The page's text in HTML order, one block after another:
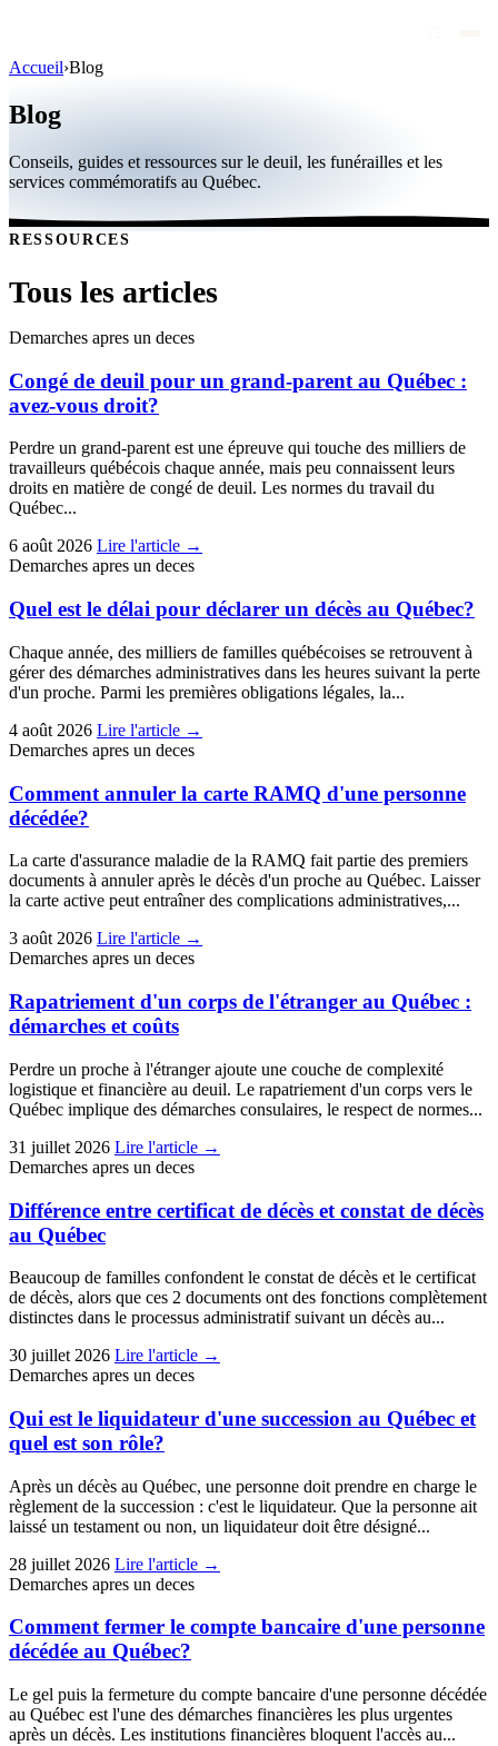
Personnalités publiques
Québec
Par région
Par ville
Maisons funéraires
Éternea
Blog
Recherche
Accueil›Blog
Blog
Conseils, guides et ressources sur le deuil, les funérailles et les
services commémoratifs au Québec.
RESSOURCES
Tous les articles
Demarches apres un deces
Congé de deuil pour un grand-parent au Québec :
avez-vous droit?
Perdre un grand-parent est une épreuve qui touche des milliers de
travailleurs québécois chaque année, mais peu connaissent leurs
droits en matière de congé de deuil. Les normes du travail du
Québec...
6 août 2026 Lire l'article →
Demarches apres un deces
Quel est le délai pour déclarer un décès au Québec?
Chaque année, des milliers de familles québécoises se retrouvent à
gérer des démarches administratives dans les heures suivant la perte
d'un proche. Parmi les premières obligations légales, la...
4 août 2026 Lire l'article →
Demarches apres un deces
Comment annuler la carte RAMQ d'une personne
décédée?
La carte d'assurance maladie de la RAMQ fait partie des premiers
documents à annuler après le décès d'un proche au Québec. Laisser
la carte active peut entraîner des complications administratives,...
3 août 2026 Lire l'article →
Demarches apres un deces
Rapatriement d'un corps de l'étranger au Québec :
démarches et coûts
Perdre un proche à l'étranger ajoute une couche de complexité
logistique et financière au deuil. Le rapatriement d'un corps vers le
Québec implique des démarches consulaires, le respect de normes...
31 juillet 2026 Lire l'article →
Demarches apres un deces
Différence entre certificat de décès et constat de décès
au Québec
Beaucoup de familles confondent le constat de décès et le certificat
de décès, alors que ces 2 documents ont des fonctions complètement
distinctes dans le processus administratif suivant un décès au...
30 juillet 2026 Lire l'article →
Demarches apres un deces
Qui est le liquidateur d'une succession au Québec et
quel est son rôle?
Après un décès au Québec, une personne doit prendre en charge le
règlement de la succession : c'est le liquidateur. Que la personne ait
laissé un testament ou non, un liquidateur doit être désigné...
28 juillet 2026 Lire l'article →
Demarches apres un deces
Comment fermer le compte bancaire d'une personne
décédée au Québec?
Le gel puis la fermeture du compte bancaire d'une personne décédée
au Québec est l'une des démarches financières les plus urgentes
après un décès. Les institutions financières bloquent l'accès au...